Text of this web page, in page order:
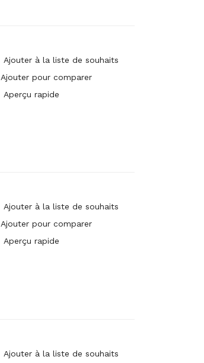
Ajouter à la liste de souhaits
Ajouter pour comparer
Aperçu rapide
Ajouter à la liste de souhaits
Ajouter pour comparer
Aperçu rapide
Ajouter à la liste de souhaits